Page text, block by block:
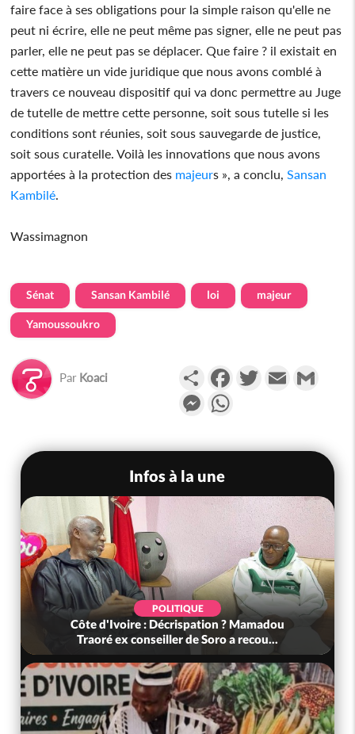
faire face à ses obligations pour la simple raison qu'elle ne
peut ni écrire, elle ne peut même pas signer, elle ne peut pas
parler, elle ne peut pas se déplacer. Que faire ? il existait en
cette matière un vide juridique que nous avons comblé à
travers ce nouveau dispositif qui va donc permettre au Juge
de tutelle de mettre cette personne, soit sous tutelle si les
conditions sont réunies, soit sous sauvegarde de justice,
soit sous curatelle. Voilà les innovations que nous avons
apportées à la protection des majeurs », a conclu,Sansan
Kambilé.
Wassimagnon
Sénat Sansan Kambilé loi majeur
Yamoussoukro
Par Koaci PartagerFacebookTwitterEmail
Messenger
Infos à la une
POLITIQUE
Côte d'Ivoire : Décrispation ? Mamadou
Traoré ex conseiller de Soro a recou...